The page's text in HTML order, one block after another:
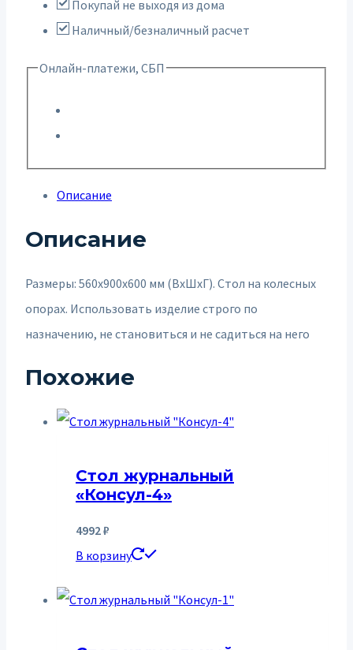
Покупай не выходя из дома
Наличный/безналичный расчет
Онлайн-платежи, СБП
Описание
Описание
Размеры: 560х900х600 мм (ВхШхГ). Стол на колесных
опорах. Использовать изделие строго по
назначению, не становиться и не садиться на него
Похожие
Стол журнальный
«Консул-4»
4992₽
В корзину